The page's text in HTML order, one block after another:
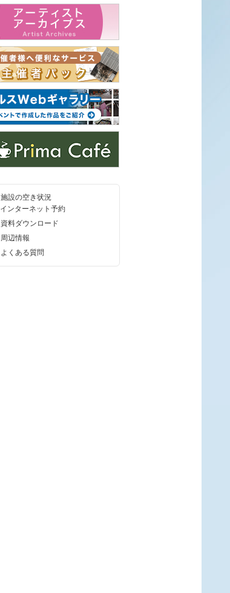
施設の空き状況
インターネット予約
資料ダウンロード
周辺情報
よくある質問